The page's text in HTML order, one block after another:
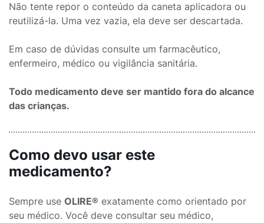
Não tente repor o conteúdo da caneta aplicadora ou
reutilizá-la. Uma vez vazia, ela deve ser descartada.
Em caso de dúvidas consulte um farmacêutico,
enfermeiro, médico ou vigilância sanitária.
Todo medicamento deve ser mantido fora do alcance
das crianças.
Como devo usar este
medicamento?
Sempre use OLIRE® exatamente como orientado por
seu médico. Você deve consultar seu médico,